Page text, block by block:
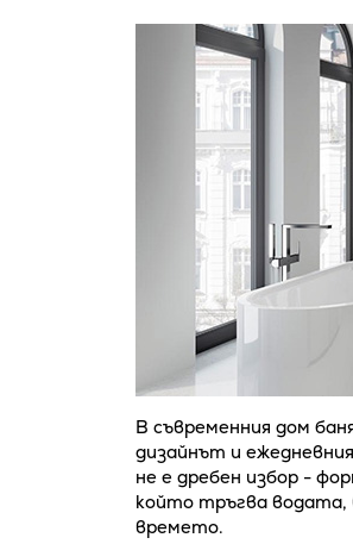
В съвременния дом
дизайнът и
не е дребен избор -
който тръгва водата,
времето.